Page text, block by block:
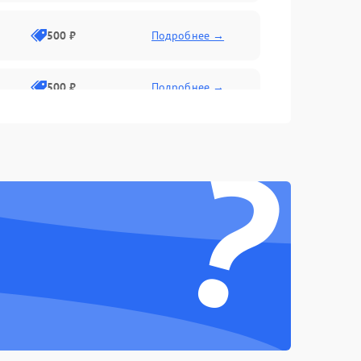
500 ₽ Подробнее →
500 ₽ Подробнее →
1000 ₽
Подробнее →
?